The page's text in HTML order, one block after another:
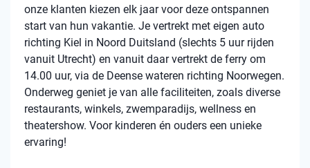
onze klanten kiezen elk jaar voor deze ontspannen
start van hun vakantie. Je vertrekt met eigen auto
richting Kiel in Noord Duitsland (slechts 5 uur rijden
vanuit Utrecht) en vanuit daar vertrekt de ferry om
14.00 uur, via de Deense wateren richting Noorwegen.
Onderweg geniet je van alle faciliteiten, zoals diverse
restaurants, winkels, zwemparadijs, wellness en
theatershow. Voor kinderen én ouders een unieke
ervaring!